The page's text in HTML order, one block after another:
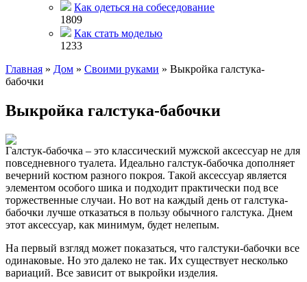
Как одеться на собеседование
1809
Как стать моделью
1233
Главная » Дом » Своими руками » Выкройка галстука-
бабочки
Выкройка галстука-бабочки
Галстук-бабочка – это классический мужской аксессуар не для
повседневного туалета. Идеально галстук-бабочка дополняет
вечерний костюм разного покроя. Такой аксессуар является
элементом особого шика и подходит практически под все
торжественные случаи. Но вот на каждый день от галстука-
бабочки лучше отказаться в пользу обычного галстука. Днем
этот аксессуар, как минимум, будет нелепым.
На первый взгляд может показаться, что галстуки-бабочки все
одинаковые. Но это далеко не так. Их существует несколько
вариаций. Все зависит от выкройки изделия.